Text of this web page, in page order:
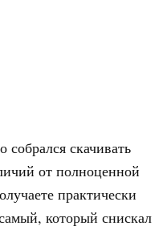
собрался скачивать
от полноценной
практически
который снискал